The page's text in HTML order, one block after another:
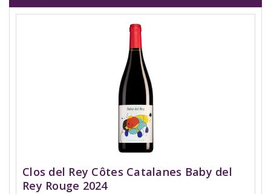
Clos del Rey Côtes Catalanes Baby del
Rey Rouge 2024